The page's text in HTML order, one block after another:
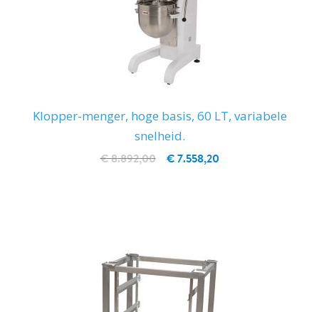
Klopper-menger, hoge basis, 60 LT, variabele
snelheid.
€ 7.558,20
€ 8.892,00